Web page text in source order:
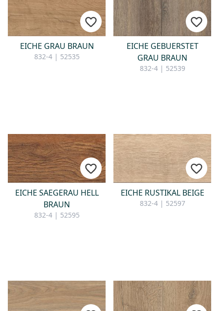
EICHE GRAU BRAUN
832-4 | 52535
EICHE GEBUERSTET
GRAU BRAUN
832-4 | 52539
EICHE SAEGERAU HELL
BRAUN
832-4 | 52595
EICHE RUSTIKAL BEIGE
832-4 | 52597